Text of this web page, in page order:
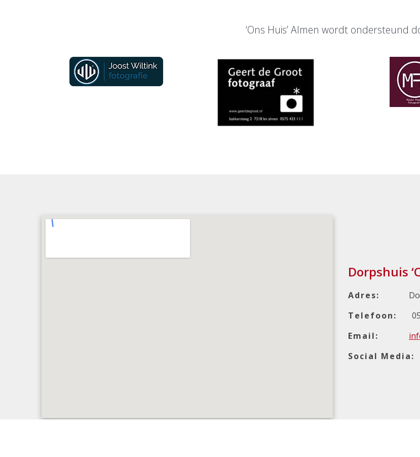
‘Ons Huis’ Almen wordt ondersteund
Dorpshuis
Adres:
Telefoon:
Email:
Social Media: